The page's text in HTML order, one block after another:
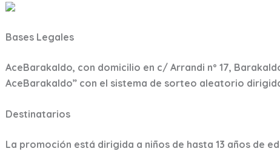
Bases Legales
AceBarakaldo, con domicilio en c/ Arrandi nº 17,
AceBarakaldo” con el sistema de sorteo aleatorio
Destinatarios
La promoción está dirigida a niños de hasta 13 años de